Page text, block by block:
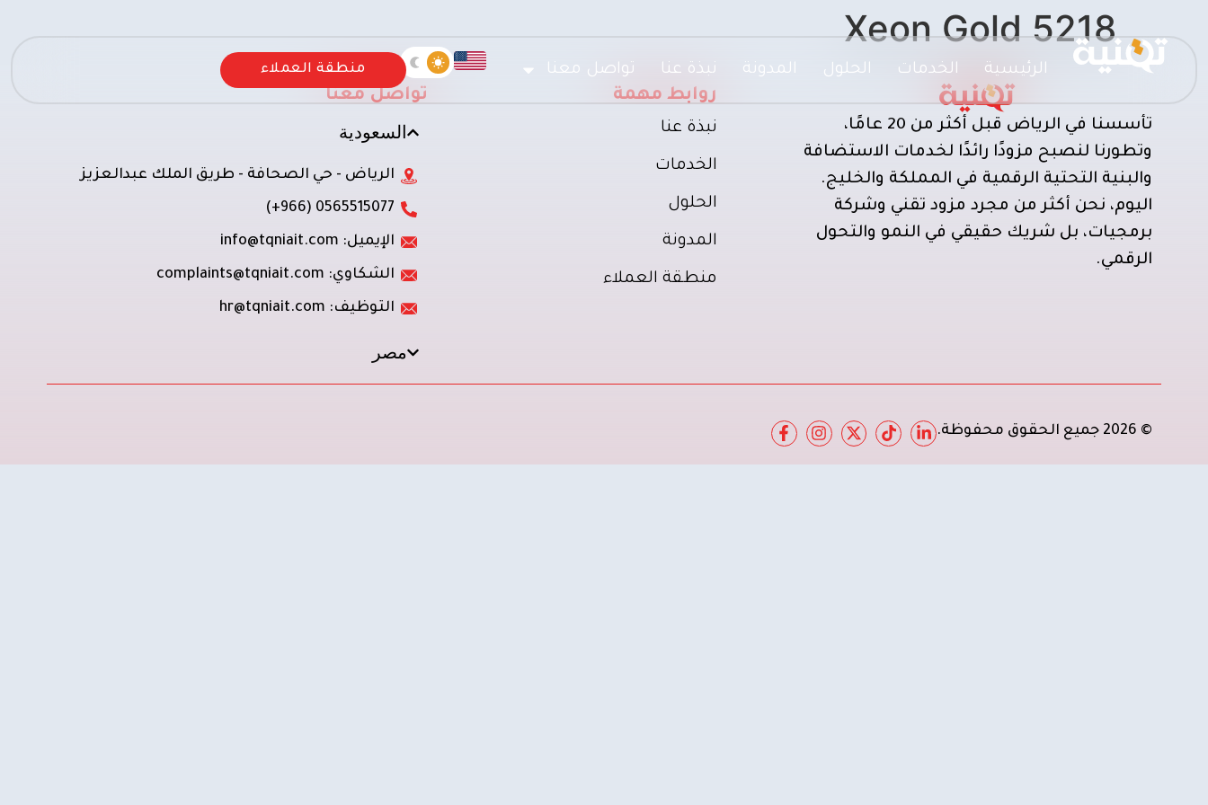
الرئيسية الخدمات الحلول المدونة نبذة عنا تواصل معنا منطقة العملاء
Xeon Gold 5218
تأسسنا في الرياض قبل أكثر من 20 عامًا،
وتطورنا لنصبح مزودًا رائدًا لخدمات الاستضافة
والبنية التحتية الرقمية في المملكة والخليج.
اليوم، نحن أكثر من مجرد مزود تقني وشركة
برمجيات، بل شريك حقيقي في النمو والتحول
الرقمي.
روابط مهمة
نبذة عنا
الخدمات
الحلول
المدونة
منطقة العملاء
تواصل معنا
السعودية
الرياض - حي الصحافة - طريق الملك عبدالعزيز
0565515077 (966+)
الإيميل: info@tqniait.com
الشكاوي: complaints@tqniait.com
التوظيف: hr@tqniait.com
مصر
© 2026 جميع الحقوق محفوظة.